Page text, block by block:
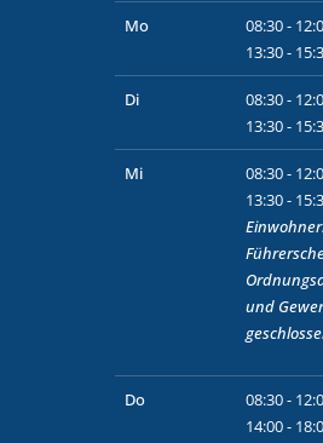
Mo
08:30 -
13:30 -
Di
08:30 -
13:30 -
Mi
08:30 -
13:30 -
und
Do
08:30 -
14:00 -